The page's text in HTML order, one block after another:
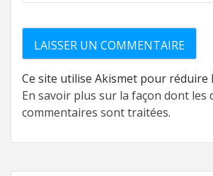
Ce site utilise Akismet pour réduire
En savoir plus sur la façon dont les
commentaires sont traitées.